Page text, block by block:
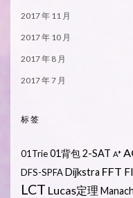
2017 年 11 月
2017 年 10 月
2017 年 8 月
2017 年 7 月
标签
01Trie01背包2-SAT A*
DFS-SPFADijkstra FFT
LCT Lucas定理